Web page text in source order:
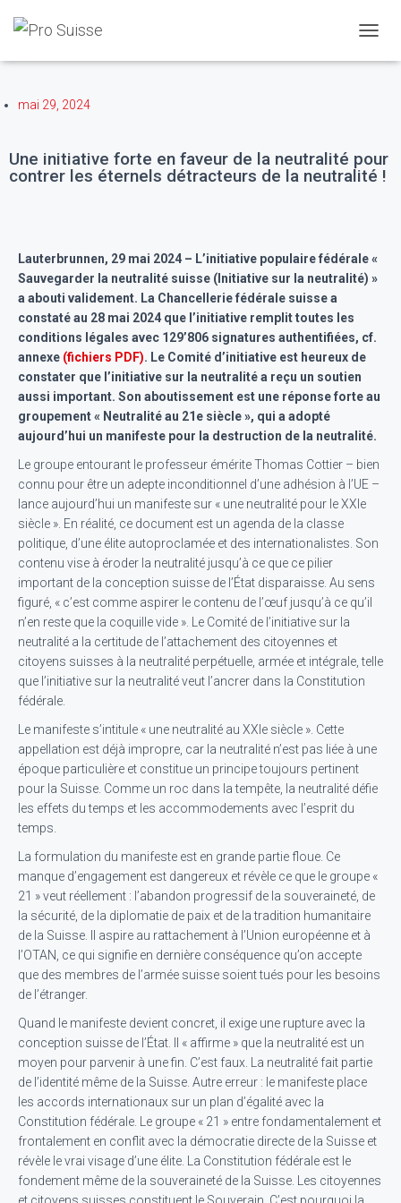
É
L
A
G
A
O
mai 29, 2024
Partager l'article
Une initiative forte en faveur de la neutralité pour
contrer les éternels détracteurs de la neutralité !
Lauterbrunnen, 29 mai 2024 – L’initiative populaire fédérale «
Sauvegarder la neutralité suisse (Initiative sur la neutralité) »
a abouti validement. La Chancellerie fédérale suisse a
constaté au 28 mai 2024 que l’initiative remplit toutes les
conditions légales avec 129’806 signatures authentifiées, cf.
annexe (fichiers PDF). Le Comité d’initiative est heureux de
constater que l’initiative sur la neutralité a reçu un soutien
aussi important. Son aboutissement est une réponse forte au
groupement « Neutralité au 21e siècle », qui a adopté
aujourd’hui un manifeste pour la destruction de la neutralité.
Le groupe entourant le professeur émérite Thomas Cottier – bien
connu pour être un adepte inconditionnel d’une adhésion à l’UE –
lance aujourd’hui un manifeste sur « une neutralité pour le XXIe
siècle ». En réalité, ce document est un agenda de la classe
politique, d’une élite autoproclamée et des internationalistes. Son
contenu vise à éroder la neutralité jusqu’à ce que ce pilier
important de la conception suisse de l’État disparaisse. Au sens
figuré, « c’est comme aspirer le contenu de l’œuf jusqu’à ce qu’il
n’en reste que la coquille vide ». Le Comité de l’initiative sur la
neutralité a la certitude de l’attachement des citoyennes et
citoyens suisses à la neutralité perpétuelle, armée et intégrale, telle
que l’initiative sur la neutralité veut l’ancrer dans la Constitution
fédérale.
Le manifeste s’intitule « une neutralité au XXIe siècle ». Cette
appellation est déjà impropre, car la neutralité n’est pas liée à une
époque particulière et constitue un principe toujours pertinent
pour la Suisse. Comme un roc dans la tempête, la neutralité défie
les effets du temps et les accommodements avec l’esprit du
temps.
La formulation du manifeste est en grande partie floue. Ce
manque d’engagement est dangereux et révèle ce que le groupe «
21 » veut réellement : l’abandon progressif de la souveraineté, de
la sécurité, de la diplomatie de paix et de la tradition humanitaire
de la Suisse. Il aspire au rattachement à l’Union européenne et à
l’OTAN, ce qui signifie en dernière conséquence qu’on accepte
que des membres de l’armée suisse soient tués pour les besoins
de l’étranger.
Quand le manifeste devient concret, il exige une rupture avec la
conception suisse de l’État. Il « affirme » que la neutralité est un
moyen pour parvenir à une fin. C’est faux. La neutralité fait partie
de l’identité même de la Suisse. Autre erreur : le manifeste place
les accords internationaux sur un plan d’égalité avec la
Constitution fédérale. Le groupe « 21 » entre fondamentalement et
frontalement en conflit avec la démocratie directe de la Suisse et
révèle le vrai visage d’une élite. La Constitution fédérale est le
fondement même de la souveraineté de la Suisse. Les citoyennes